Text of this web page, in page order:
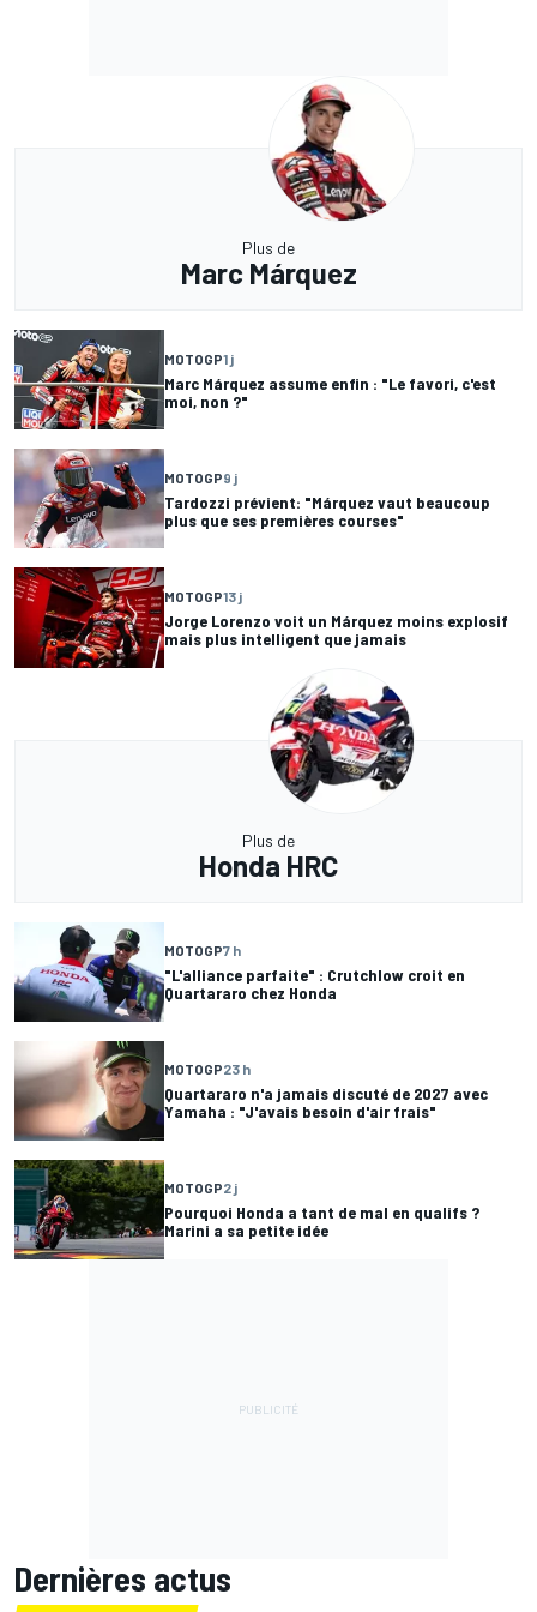
Plus de
Marc Márquez
MOTOGP1 j
Marc Márquez assume enfin : "Le favori, c'est
moi, non ?"
MOTOGP9 j
Tardozzi prévient: "Márquez vaut beaucoup
plus que ses premières courses"
MOTOGP13 j
Jorge Lorenzo voit un Márquez moins explosif
mais plus intelligent que jamais
Plus de
Honda HRC
MOTOGP7 h
"L'alliance parfaite" : Crutchlow croit en
Quartararo chez Honda
MOTOGP23 h
Quartararo n'a jamais discuté de 2027 avec
Yamaha : "J'avais besoin d'air frais"
MOTOGP2 j
Pourquoi Honda a tant de mal en qualifs ?
Marini a sa petite idée
Dernières actus